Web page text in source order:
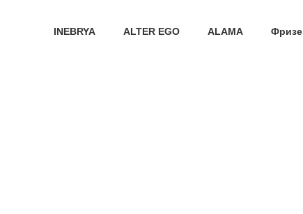
INEBRYA ALTER EGO ALAMA